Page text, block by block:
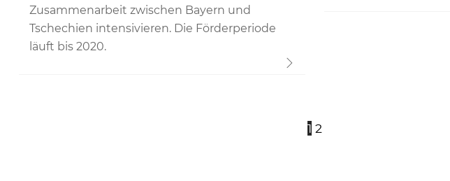
Zusammenarbeit zwischen Bayern und
Tschechien intensivieren. Die Förderperiode
läuft bis 2020.
1 2